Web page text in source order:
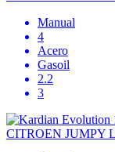
Manual
4
Acero
Gasoil
2.2
3
CITROEN JUMPY